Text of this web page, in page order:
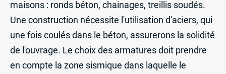
maisons : ronds béton, chainages, treillis soudés.
Une construction nécessite l'utilisation d'aciers, qui
une fois coulés dans le béton, assurerons la solidité
de l'ouvrage. Le choix des armatures doit prendre
en compte la zone sismique dans laquelle le